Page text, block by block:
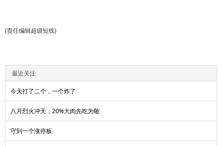
(责任编辑超级短线)
最近关注
今天打了二个，一个炸了
八月烈火冲天，20%大肉先吃为敬
守到一个涨停板